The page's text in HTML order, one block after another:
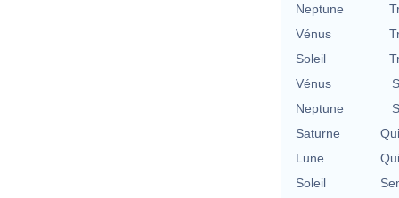
Neptune
Vénus
Soleil
Vénus
Neptune
Saturne
Lune
Soleil